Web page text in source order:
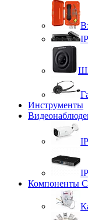
Инструменты
Компоненты